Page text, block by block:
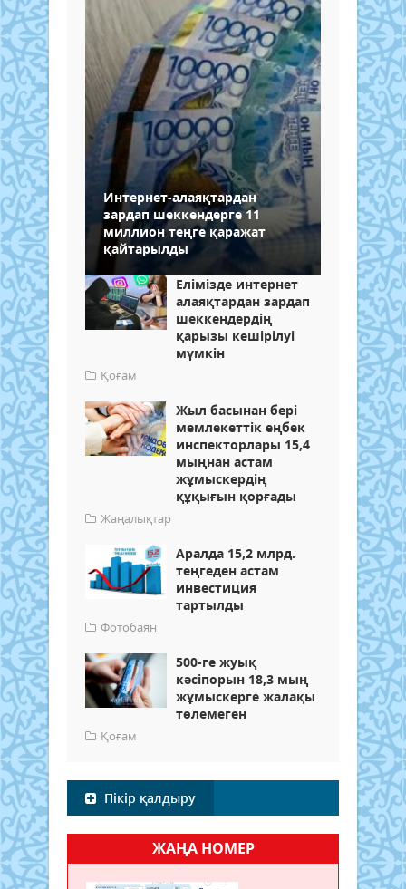
Интернет-алаяқтардан
зардап шеккендерге 11
миллион теңге қаражат
қайтарылды
Елімізде интернет
алаяқтардан зардап
шеккендердің
қарызы кешірілуі
мүмкін
Қоғам
Жыл басынан бері
мемлекеттік еңбек
инспекторлары 15,4
мыңнан астам
жұмыскердің
құқығын қорғады
Жаңалықтар
Аралда 15,2 млрд.
теңгеден астам
инвестиция
тартылды
Фотобаян
500-ге жуық
кәсіпорын 18,3 мың
жұмыскерге жалақы
төлемеген
Қоғам
Пікір қалдыру
ЖАҢА НОМЕР